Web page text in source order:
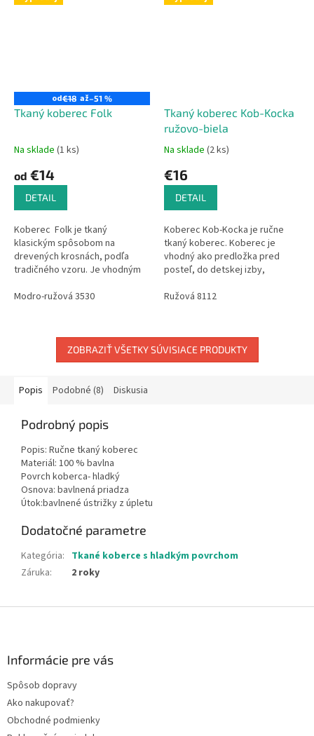
od€18 až–51 %
Tkaný koberec Folk
Na sklade (1 ks)
od €14
DETAIL
Koberec Folk je tkaný
klasickým spôsobom na
drevených krosnách, podľa
tradičného vzoru. Je vhodným
domácnosti i na
Modro-ružová 3530
Tkaný koberec Kob-Kocka
ružovo-biela
Na sklade (2 ks)
€16
DETAIL
Koberec Kob-Kocka je ručne
tkaný koberec. Koberec je
vhodný ako predložka pred
posteľ, do detskej izby,
možno ho prať v pračke.
Ružová 8112
ZOBRAZIŤ VŠETKY SÚVISIACE PRODUKTY
Popis Podobné (8) Diskusia
Podrobný popis
Popis: Ručne tkaný koberec
Materiál: 100 % bavlna
Povrch koberca- hladký
Osnova: bavlnená priadza
Útok:bavlnené ústrižky z úpletu
Dodatočné parametre
Kategória: Tkané koberce s hladkým povrchom
Záruka: 2 roky
Informácie pre vás
Spôsob dopravy
Ako nakupovať?
Obchodné podmienky